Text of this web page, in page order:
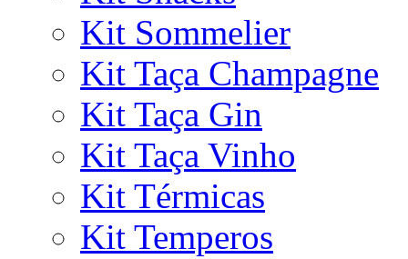
Kit Sommelier
Kit Taça Champagne
Kit Taça Gin
Kit Taça Vinho
Kit Térmicas
Kit Temperos